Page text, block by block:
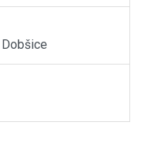
Dobšice